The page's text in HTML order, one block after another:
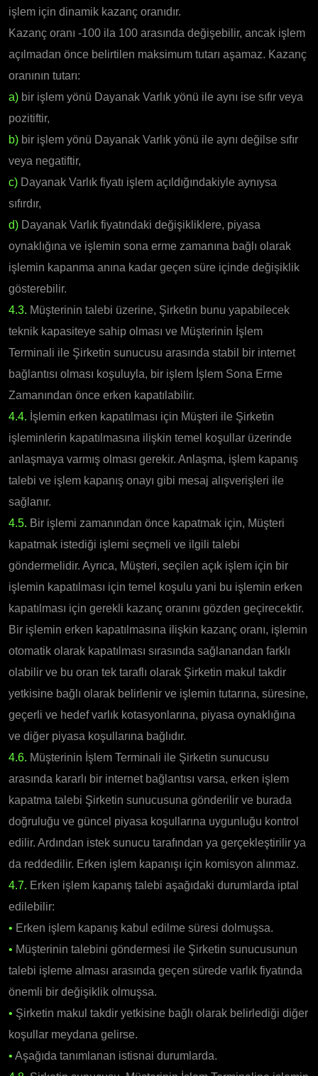
işlem için dinamik kazanç oranıdır.
Kazanç oranı -100 ila 100 arasında değişebilir, ancak işlem
açılmadan önce belirtilen maksimum tutarı aşamaz. Kazanç
oranının tutarı:
a) bir işlem yönü Dayanak Varlık yönü ile aynı ise sıfır veya
pozitiftir,
b) bir işlem yönü Dayanak Varlık yönü ile aynı değilse sıfır
veya negatiftir,
c) Dayanak Varlık fiyatı işlem açıldığındakiyle aynıysa
sıfırdır,
d) Dayanak Varlık fiyatındaki değişikliklere, piyasa
oynaklığına ve işlemin sona erme zamanına bağlı olarak
işlemin kapanma anına kadar geçen süre içinde değişiklik
gösterebilir.
4.3. Müşterinin talebi üzerine, Şirketin bunu yapabilecek
teknik kapasiteye sahip olması ve Müşterinin İşlem
Terminali ile Şirketin sunucusu arasında stabil bir internet
bağlantısı olması koşuluyla, bir işlem İşlem Sona Erme
Zamanından önce erken kapatılabilir.
4.4. İşlemin erken kapatılması için Müşteri ile Şirketin
işleminlerin kapatılmasına ilişkin temel koşullar üzerinde
anlaşmaya varmış olması gerekir. Anlaşma, işlem kapanış
talebi ve işlem kapanış onayı gibi mesaj alışverişleri ile
sağlanır.
4.5. Bir işlemi zamanından önce kapatmak için, Müşteri
kapatmak istediği işlemi seçmeli ve ilgili talebi
göndermelidir. Ayrıca, Müşteri, seçilen açık işlem için bir
işlemin kapatılması için temel koşulu yani bu işlemin erken
kapatılması için gerekli kazanç oranını gözden geçirecektir.
Bir işlemin erken kapatılmasına ilişkin kazanç oranı, işlemin
otomatik olarak kapatılması sırasında sağlanandan farklı
olabilir ve bu oran tek taraflı olarak Şirketin makul takdir
yetkisine bağlı olarak belirlenir ve işlemin tutarına, süresine,
geçerli ve hedef varlık kotasyonlarına, piyasa oynaklığına
ve diğer piyasa koşullarına bağlıdır.
4.6. Müşterinin İşlem Terminali ile Şirketin sunucusu
arasında kararlı bir internet bağlantısı varsa, erken işlem
kapatma talebi Şirketin sunucusuna gönderilir ve burada
doğruluğu ve güncel piyasa koşullarına uygunluğu kontrol
edilir. Ardından istek sunucu tarafından ya gerçekleştirilir ya
da reddedilir. Erken işlem kapanışı için komisyon alınmaz.
4.7. Erken işlem kapanış talebi aşağıdaki durumlarda iptal
edilebilir:
• Erken işlem kapanış kabul edilme süresi dolmuşsa.
• Müşterinin talebini göndermesi ile Şirketin sunucusunun
talebi işleme alması arasında geçen sürede varlık fiyatında
önemli bir değişiklik olmuşsa.
• Şirketin makul takdir yetkisine bağlı olarak belirlediği diğer
koşullar meydana gelirse.
• Aşağıda tanımlanan istisnai durumlarda.